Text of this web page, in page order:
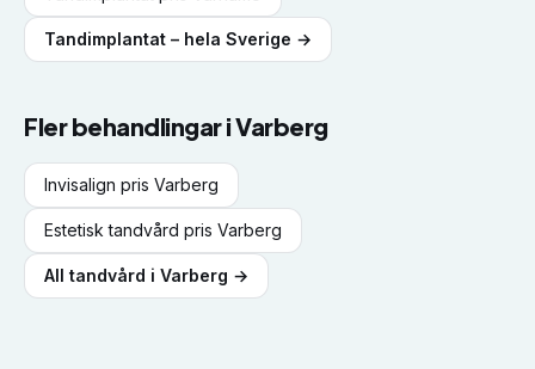
Tandimplantat – hela Sverige →
Fler behandlingar iVarberg
Invisalign pris Varberg
Estetisk tandvård pris Varberg
All tandvård i Varberg →